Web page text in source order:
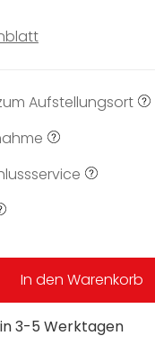
3-5 Werktagen
Aufstellungsort
In den Warenkorb